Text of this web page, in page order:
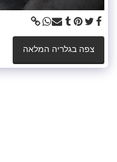
צפה בגלריה המלאה